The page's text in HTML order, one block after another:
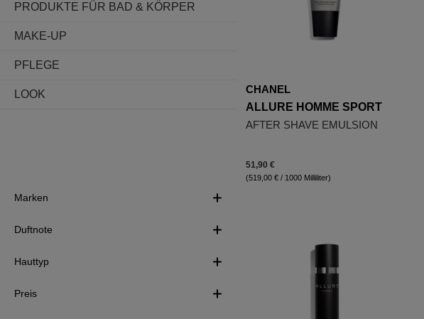
PRODUKTE FÜR BAD & KÖRPER
MAKE-UP
PFLEGE
LOOK
Marken
Duftnote
Hauttyp
Preis
CHANEL
ALLURE HOMME SPORT
AFTER SHAVE EMULSION
51,90 €
(519,00 € / 1000 Milliliter)